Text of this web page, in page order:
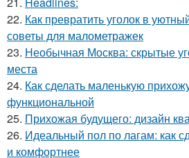
22. Как превратить уголок в
советы для малометражек
23. Необычная Москва: скрытые
места
24. Как сделать маленькую
функциональной
25. Прихожая будущего: дизайн
26. Идеальный пол по лагам: как
и комфортнее